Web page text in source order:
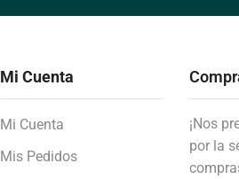
Mi Cuenta
Mi Cuenta
Mis Pedidos
¡Nos
por la